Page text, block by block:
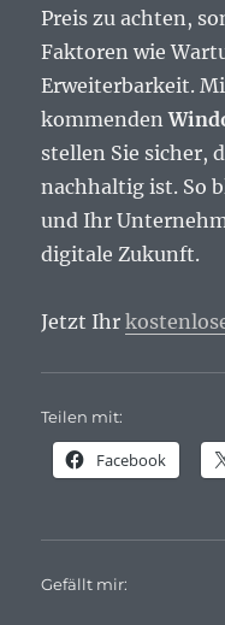
Preis zu achten,
Faktoren wie
Erweiterbarkeit.
kommenden
stellen Sie sicher,
nachhaltig ist. So
und Ihr
digitale Zukunft.
Jetzt Ihr
Teilen mit:
Facebook
Gefällt mir: